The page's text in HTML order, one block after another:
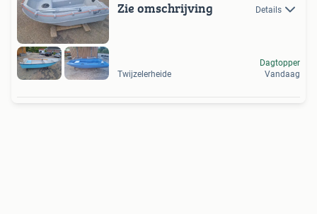
Zie omschrijving Details
Twijzelerheide
Dagtopper
Vandaag